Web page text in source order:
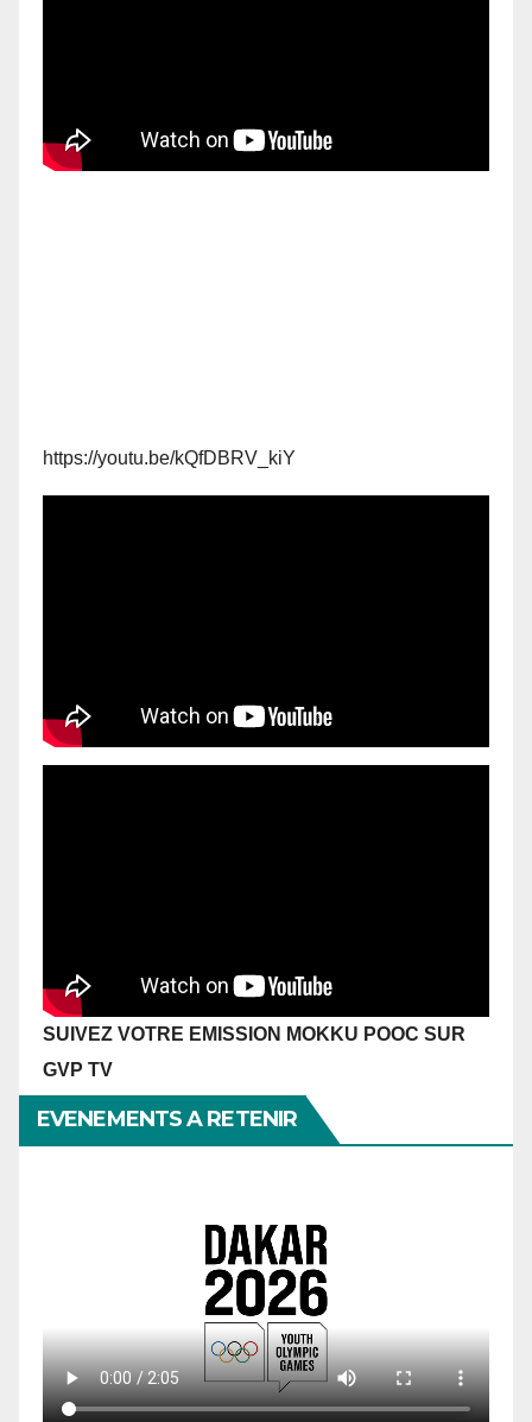
https://youtu.be/kQfDBRV_kiY
SUIVEZ VOTRE EMISSION MOKKU POOC SUR
GVP TV
EVENEMENTS A RETENIR